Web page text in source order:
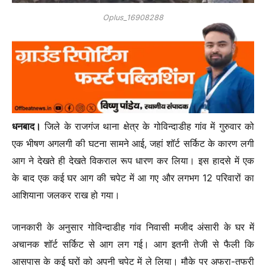
Oplus_16908288
धनबाद। जिले के राजगंज थाना क्षेत्र के गोविन्दाडीह गांव में गुरुवार को
एक भीषण अगलगी की घटना सामने आई, जहां शॉर्ट सर्किट के कारण लगी
आग ने देखते ही देखते विकराल रूप धारण कर लिया। इस हादसे में एक
के बाद एक कई घर आग की चपेट में आ गए और लगभग 12 परिवारों का
आशियाना जलकर राख हो गया।
जानकारी के अनुसार गोविन्दाडीह गांव निवासी मजीद अंसारी के घर में
अचानक शॉर्ट सर्किट से आग लग गई। आग इतनी तेजी से फैली कि
आसपास के कई घरों को अपनी चपेट में ले लिया। मौके पर अफरा-तफरी